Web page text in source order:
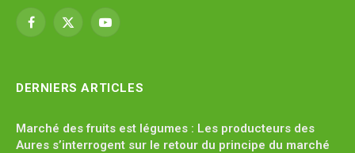
Facebook
X
YouTube
DERNIERS ARTICLES
Marché des fruits est légumes : Les producteurs des
Aures s’interrogent sur le retour du principe du marché